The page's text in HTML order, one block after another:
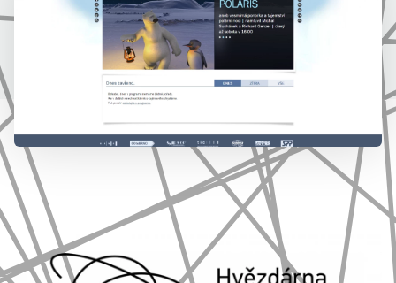
777 353 464